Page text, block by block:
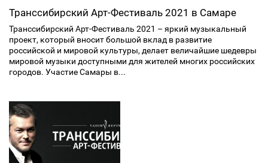
Транссибирский Арт-Фестиваль 2021 в Самаре
Транссибирский Арт-Фестиваль 2021 – яркий музыкальный
проект, который вносит большой вклад в развитие
российской и мировой культуры, делает величайшие шедевры
мировой музыки доступными для жителей многих российских
городов. Участие Самары в...